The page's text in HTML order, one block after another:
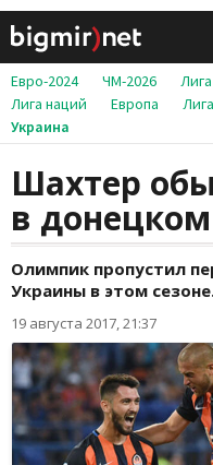
Евро-2024 ЧМ-2026
Лига наций
Европа
Украина
Шахтер
в
Олимпик пропустил
Украины в этом
19 августа 2017, 21:37